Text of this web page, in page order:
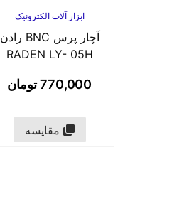
ابزار آلات الکترونیک
آچار پرس BNC رادن
RADEN LY- 05H
770,000تومان
مقایسه